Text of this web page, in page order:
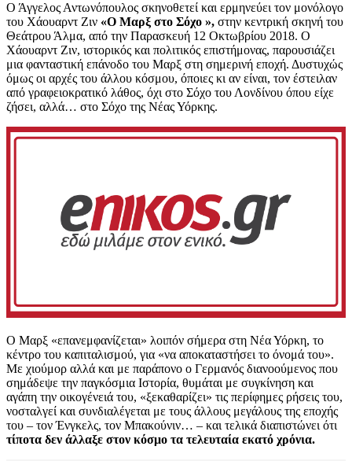
Ο Άγγελος Αντωνόπουλος σκηνοθετεί και ερμηνεύει τον μονόλογο
του Χάουαρντ Ζιν «Ο Μαρξ στο Σόχο », στην κεντρική σκηνή του
Θεάτρου Άλμα, από την Παρασκευή 12 Οκτωβρίου 2018. Ο
Χάουαρντ Ζιν, ιστορικός και πολιτικός επιστήμονας, παρουσιάζει
μια φανταστική επάνοδο του Μαρξ στη σημερινή εποχή. Δυστυχώς
όμως οι αρχές του άλλου κόσμου, όποιες κι αν είναι, τον έστειλαν
από γραφειοκρατικό λάθος, όχι στο Σόχο του Λονδίνου όπου είχε
ζήσει, αλλά… στο Σόχο της Νέας Υόρκης.
Ο Μαρξ «επανεμφανίζεται» λοιπόν σήμερα στη Νέα Υόρκη, το
κέντρο του καπιταλισμού, για «να αποκαταστήσει το όνομά του».
Με χιούμορ αλλά και με παράπονο ο Γερμανός διανοούμενος που
σημάδεψε την παγκόσμια Ιστορία, θυμάται με συγκίνηση και
αγάπη την οικογένειά του, «ξεκαθαρίζει» τις περίφημες ρήσεις του,
νοσταλγεί και συνδιαλέγεται με τους άλλους μεγάλους της εποχής
του – τον Ένγκελς, τον Μπακούνιν… – και τελικά διαπιστώνει ότι
τίποτα δεν άλλαξε στον κόσμο τα τελευταία εκατό χρόνια.